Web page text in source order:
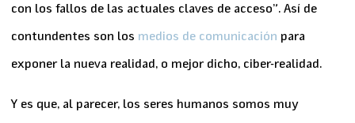
con los fallos de las actuales claves de acceso”. Así de
contundentes son los medios de comunicación para
exponer la nueva realidad, o mejor dicho, ciber-realidad.
Y es que, al parecer, los seres humanos somos muy